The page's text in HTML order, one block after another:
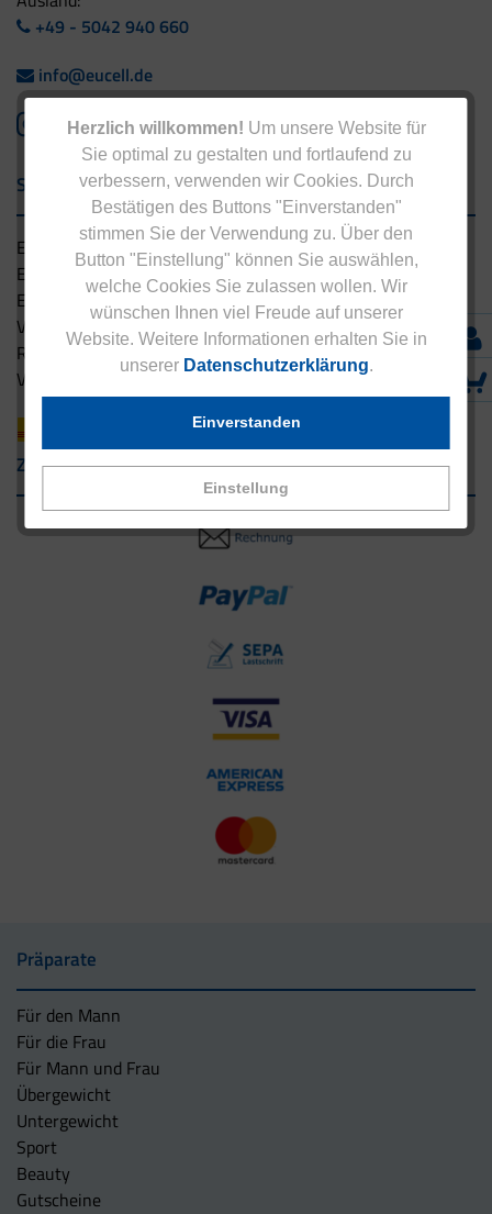
Herzlich willkommen! Um unsere Website für
Sie optimal zu gestalten und fortlaufend zu
verbessern, verwenden wir Cookies. Durch
Bestätigen des Buttons "Einverstanden"
stimmen Sie der Verwendung zu. Über den
Button "Einstellung" können Sie auswählen,
welche Cookies Sie zulassen wollen. Wir
wünschen Ihnen viel Freude auf unserer
Website. Weitere Informationen erhalten Sie in
unserer Datenschutzerklärung.
Einstellung
Einverstanden
+49 - 5042 940 660
info@eucell.de
Service & Versand
Eucell Gesundheitsservice
Eucell Ernährungscoach
Eucell Fitness Coach
Versandbedingungen
Rücksendung
Versandpartner innerhalb Deutschlands
Zahlungsarten
Präparate
Für den Mann
Für die Frau
Für Mann und Frau
Übergewicht
Untergewicht
Sport
Beauty
Gutscheine